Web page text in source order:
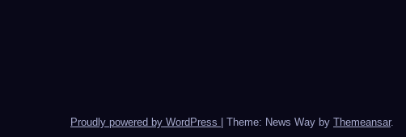
Proudly powered by WordPress Theme: News Way by Themeansar.